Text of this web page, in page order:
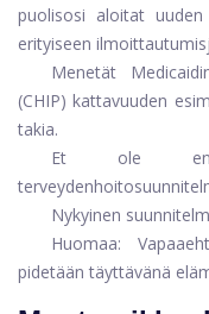
puolisosi aloitat
erityiseen
Menetät
(CHIP) kattavuuden
takia.
Et ole enää
Nykyinen
Huomaa:
pidetään täyttävänä